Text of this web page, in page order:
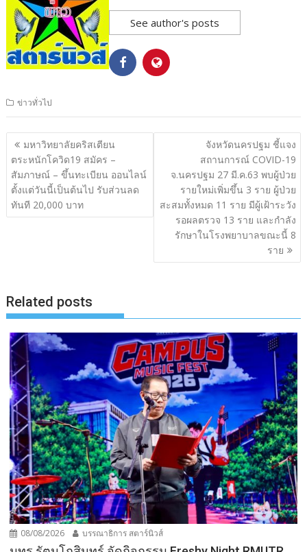
See author's posts
ข่าวทั่วไป
แนะแนว
เรื่อง
มหาวิทยาลัยคริสเตียน
ตระหนักโควิด19 สมัคร –
สัมภาษณ์ – ขึ้นทะเบียน ออนไลน์
ตั้งแต่วันนี้เป็นต้นไป รับส่วนลด
ทันที 20,000 บาท
จังหวัดนครปฐม ชี้แจง
สถานการณ์ COVID-19
จ.นครปฐม 27 มี.ค.63 พบผู้ป่วย
รายใหม่เพิ่มขึ้น 3 ราย ผู้ป่วย
สะสมทั้งหมด 11 ราย มีผู้เฝ้าระวัง
รอผลตรวจ 13 ราย และกำลัง
รักษาในโรงพยาบาลขณะนี้ 8
ราย
Related posts
08/08/2026 บรรณาธิการ สตาร์นิวส์